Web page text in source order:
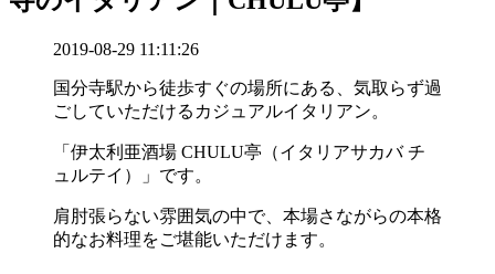
2019-08-29 11:11:26
国分寺駅から徒歩すぐの場所にある、気取らず過
ごしていただけるカジュアルイタリアン。
「伊太利亜酒場 CHULU亭（イタリアサカバ チ
ュルテイ）」です。
肩肘張らない雰囲気の中で、本場さながらの本格
的なお料理をご堪能いただけます。